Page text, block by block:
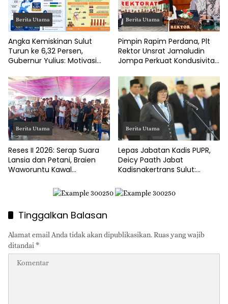
Berita Utama
Angka Kemiskinan Sulut
Turun ke 6,32 Persen,
Gubernur Yulius: Motivasi
Berita Utama
Pimpin Rapim Perdana, Plt
Rektor Unsrat Jamaludin
Jompa Perkuat Kondusivitas
Berita Utama
Reses II 2026: Serap Suara
Lansia dan Petani, Braien
Waworuntu Kawal
Berita Utama
Lepas Jabatan Kadis PUPR,
Deicy Paath Jabat
Kadisnakertrans Sulut:
Benahi BLK!
Tinggalkan Balasan
Alamat email Anda tidak akan dipublikasikan.Ruas yang wajib
ditandai *